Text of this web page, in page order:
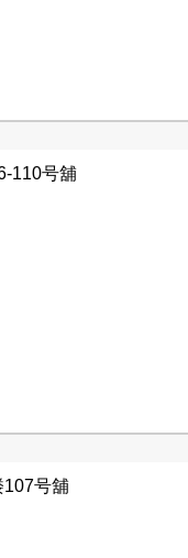
110号舖
107号舖